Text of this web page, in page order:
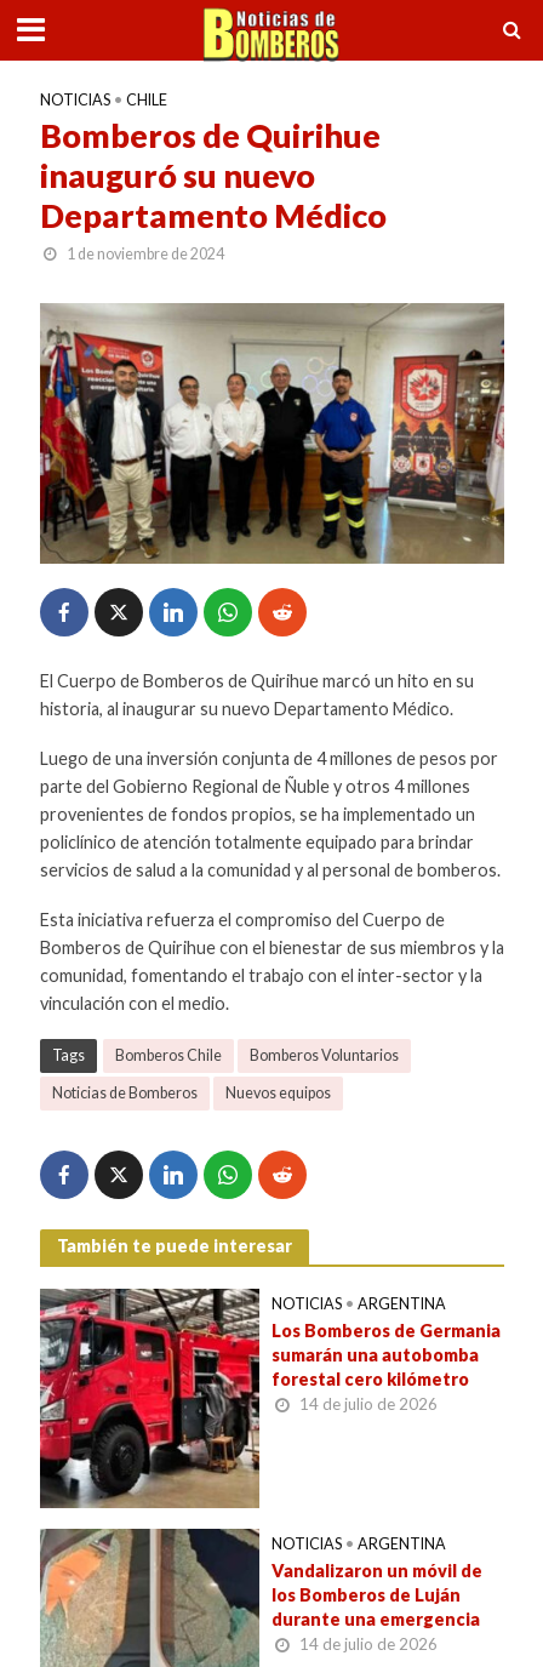
NOTICIAS • CHILE
Bomberos de Quirihue
inauguró su nuevo
Departamento Médico
1 de noviembre de 2024
El Cuerpo de Bomberos de Quirihue marcó un hito en su
historia, al inaugurar su nuevo Departamento Médico.
Luego de una inversión conjunta de 4 millones de pesos por
parte del Gobierno Regional de Ñuble y otros 4 millones
provenientes de fondos propios, se ha implementado un
policlínico de atención totalmente equipado para brindar
servicios de salud a la comunidad y al personal de bomberos.
Esta iniciativa refuerza el compromiso del Cuerpo de
Bomberos de Quirihue con el bienestar de sus miembros y la
comunidad, fomentando el trabajo con el inter-sector y la
vinculación con el medio.
Tags Bomberos Chile Bomberos Voluntarios
Noticias de Bomberos Nuevos equipos
También te puede interesar
NOTICIAS • ARGENTINA
Los Bomberos de Germania
sumarán una autobomba
forestal cero kilómetro
14 de julio de 2026
NOTICIAS • ARGENTINA
Vandalizaron un móvil de
los Bomberos de Luján
durante una emergencia
14 de julio de 2026